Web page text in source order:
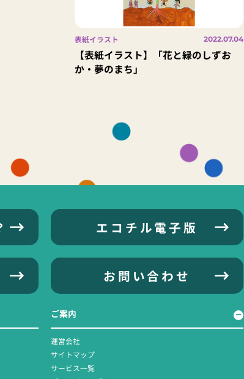
表紙イラスト 2022.07.04
【表紙イラスト】「花と緑のしずお
か・夢のまち」
エコチル電子版
お問い合わせ
ご案内
運営会社
サイトマップ
サービス一覧